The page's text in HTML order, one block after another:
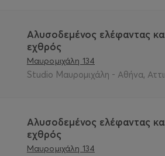
Αλυσοδεμένος ελέφαντας
εχθρός
Μαυρομιχάλη 134
Studio Μαυρομιχάλη - Αθήνα,
Αλυσοδεμένος ελέφαντας
εχθρός
Μαυρομιχάλη 134